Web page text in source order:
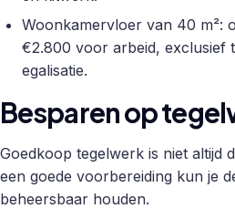
Woonkamervloer van 40 m²:
€2.800 voor arbeid, exclusief
egalisatie.
Besparen op
Goedkoop tegelwerk is niet altijd
een goede voorbereiding kun je
beheersbaar houden.